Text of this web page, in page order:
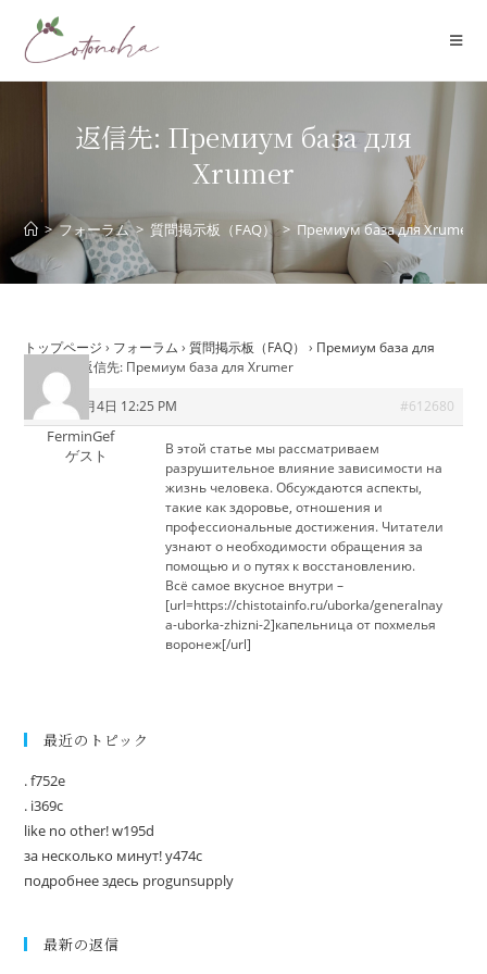
プ
返信先: Премиум база для
Xrumer
> フォーラム > 質問掲示板（FAQ） > Премиум база для Xrumer
トップページ › フォーラム › 質問掲示板（FAQ） › Премиум база для
返信先: Премиум база для Xrumer
2026年6月4日 12:25 PM #612680
FerminGef
ゲスト
В этой статье мы рассматриваем
разрушительное влияние зависимости на
жизнь человека. Обсуждаются аспекты,
такие как здоровье, отношения и
профессиональные достижения. Читатели
узнают о необходимости обращения за
помощью и о путях к восстановлению.
Всё самое вкусное внутри –
[url=https://chistotainfo.ru/uborka/generalnay
a-uborka-zhizni-2]капельница от похмелья
воронеж[/url]
最近のトピック
. f752e
. i369c
like no other! w195d
за несколько минут! y474c
подробнее здесь progunsupply
最新の返信